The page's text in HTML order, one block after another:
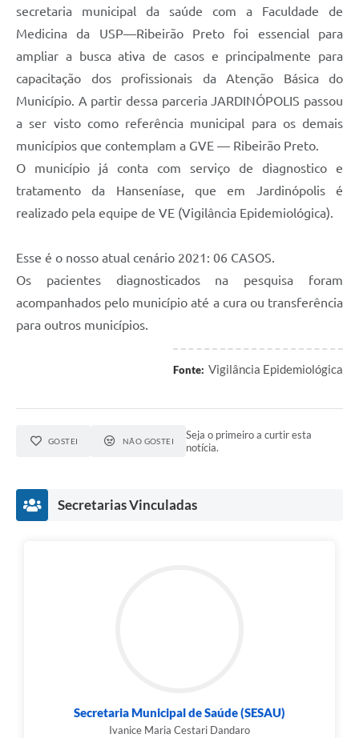
secretaria municipal da saúde com a Faculdade de
Medicina da USP—Ribeirão Preto foi essencial para
ampliar a busca ativa de casos e principalmente para
capacitação dos profissionais da Atenção Básica do
Município. A partir dessa parceria JARDINÓPOLIS passou
a ser visto como referência municipal para os demais
municípios que contemplam a GVE — Ribeirão Preto.
O município já conta com serviço de diagnostico e
tratamento da Hanseníase, que em Jardinópolis é
realizado pela equipe de VE (Vigilância Epidemiológica).
Esse é o nosso atual cenário 2021: 06 CASOS.
Os pacientes diagnosticados na pesquisa foram
acompanhados pelo município até a cura ou transferência
para outros municípios.
Fonte: Vigilância Epidemiológica
GOSTEI NÃO GOSTEI
Seja o primeiro a curtir esta
notícia.
Secretarias Vinculadas
Secretaria Municipal de Saúde (SESAU)
Ivanice Maria Cestari Dandaro